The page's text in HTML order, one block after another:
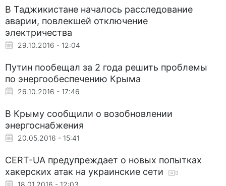
В Таджикистане началось расследование
аварии, повлекшей отключение
электричества
29.10.2016 - 12:04
Путин пообещал за 2 года решить проблемы
по энергообеспечению Крыма
26.10.2016 - 17:46
В Крыму сообщили о возобновлении
энергоснабжения
20.05.2016 - 15:41
CERT-UA предупреждает о новых попытках
хакерских атак на украинские сети
18.01.2016 - 12:03